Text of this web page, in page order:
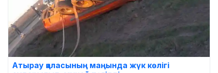
Атырау қаласының маңында жүк көлігі